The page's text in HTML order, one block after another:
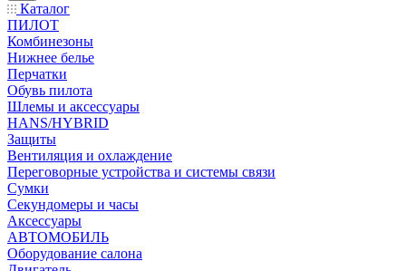
Каталог
ПИЛОТ
Комбинезоны
Нижнее белье
Перчатки
Обувь пилота
Шлемы и аксессуары
HANS/HYBRID
Защиты
Вентиляция и охлаждение
Переговорные устройства и системы связи
Сумки
Секундомеры и часы
Аксессуары
АВТОМОБИЛЬ
Оборудование салона